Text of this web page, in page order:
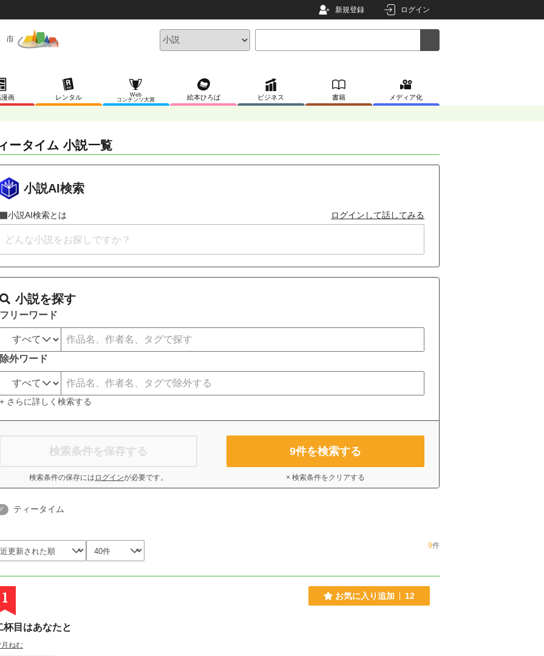
新規登録 ログイン
画 レンタル
Web
コンテンツ大賞
絵本ひろば ビジネス 書籍 メディア化
ータイム 小説一覧
小説AI検索
小説AI検索とは ログインして話してみる
小説を探す
フリーワード
除外ワード
+ さらに詳しく検索する
検索条件を保存する
検索条件の保存には ログインが必要です。
9件を検索する
× 検索条件をクリアする
ティータイム
9件
1 お気に入り追加 12
杯目はあなたと
ねむ